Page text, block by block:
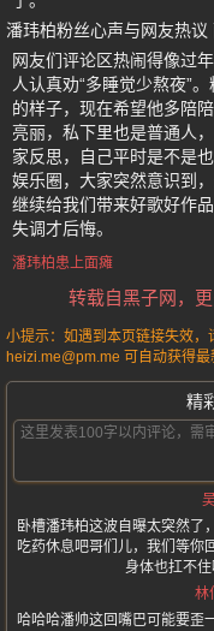
潘玮柏粉丝心声与网友热
网友们评论区热闹得像过
人认真劝“多睡觉少熬夜”
的样子，现在希望他多陪
亮丽，私下里也是普通人
家反思，自己平时是不是
娱乐圈，大家突然意识到
继续给我们带来好歌好作
失调才后悔。
潘玮柏患上面瘫
转载自黑子网，
小提示：如遇到本页链接失效，
heizi.me@pm.me 可自动获得
精
卧槽潘玮柏这波自曝太突然了
吃药休息吧哥们儿，我们等你
身体也扛不
林
哈哈哈潘帅这回嘴巴可能要歪